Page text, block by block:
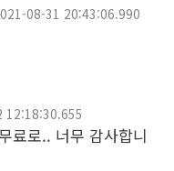
08-31 20:43:06.990
12:18:30.655
료로.. 너무 감사합니